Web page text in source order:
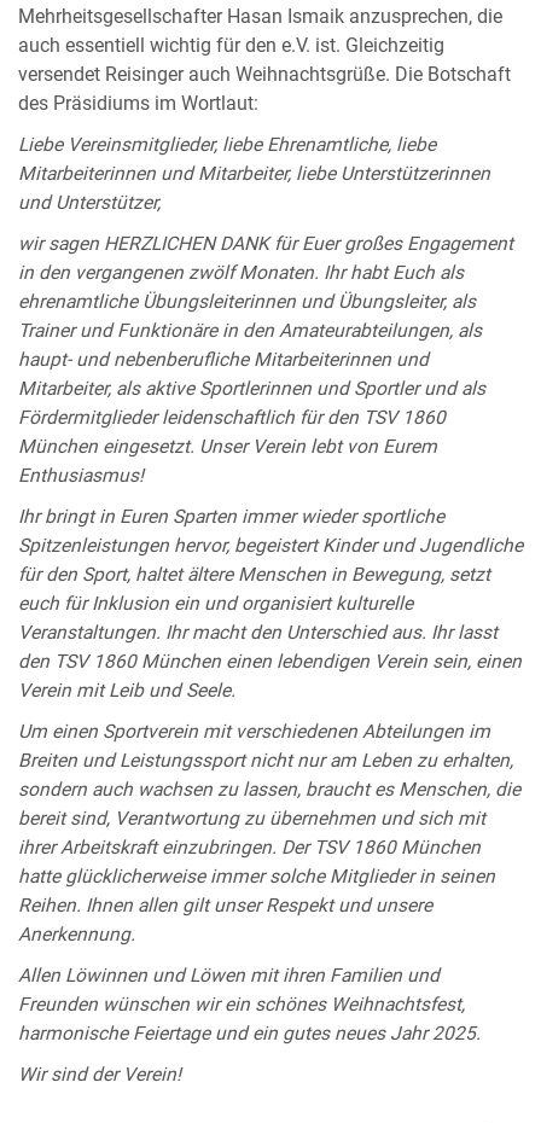
Mehrheitsgesellschafter Hasan Ismaik anzusprechen, die
auch essentiell wichtig für den e.V. ist. Gleichzeitig
versendet Reisinger auch Weihnachtsgrüße. Die Botschaft
des Präsidiums im Wortlaut:
Liebe Vereinsmitglieder, liebe Ehrenamtliche, liebe
Mitarbeiterinnen und Mitarbeiter, liebe Unterstützerinnen
und Unterstützer,
wir sagen HERZLICHEN DANK für Euer großes Engagement
in den vergangenen zwölf Monaten. Ihr habt Euch als
ehrenamtliche Übungsleiterinnen und Übungsleiter, als
Trainer und Funktionäre in den Amateurabteilungen, als
haupt- und nebenberufliche Mitarbeiterinnen und
Mitarbeiter, als aktive Sportlerinnen und Sportler und als
Fördermitglieder leidenschaftlich für den TSV 1860
München eingesetzt. Unser Verein lebt von Eurem
Enthusiasmus!
Ihr bringt in Euren Sparten immer wieder sportliche
Spitzenleistungen hervor, begeistert Kinder und Jugendliche
für den Sport, haltet ältere Menschen in Bewegung, setzt
euch für Inklusion ein und organisiert kulturelle
Veranstaltungen. Ihr macht den Unterschied aus. Ihr lasst
den TSV 1860 München einen lebendigen Verein sein, einen
Verein mit Leib und Seele.
Um einen Sportverein mit verschiedenen Abteilungen im
Breiten und Leistungssport nicht nur am Leben zu erhalten,
sondern auch wachsen zu lassen, braucht es Menschen, die
bereit sind, Verantwortung zu übernehmen und sich mit
ihrer Arbeitskraft einzubringen. Der TSV 1860 München
hatte glücklicherweise immer solche Mitglieder in seinen
Reihen. Ihnen allen gilt unser Respekt und unsere
Anerkennung.
Allen Löwinnen und Löwen mit ihren Familien und
Freunden wünschen wir ein schönes Weihnachtsfest,
harmonische Feiertage und ein gutes neues Jahr 2025.
Wir sind der Verein!